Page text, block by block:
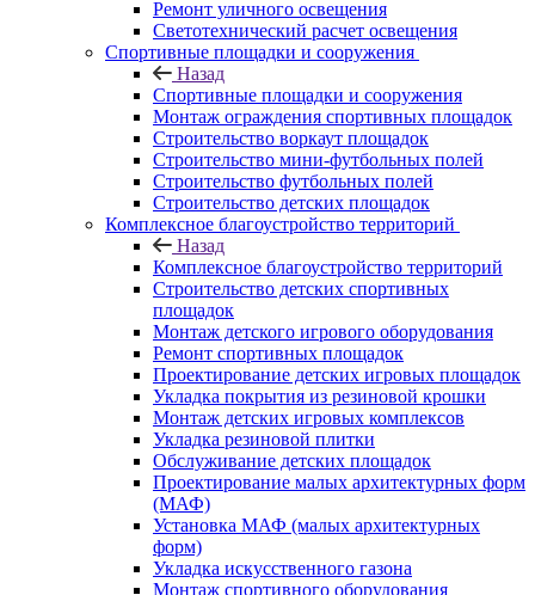
Ремонт уличного освещения
Светотехнический расчет освещения
Спортивные площадки и сооружения
Назад
Спортивные площадки и сооружения
Монтаж ограждения спортивных площадок
Строительство воркаут площадок
Строительство мини-футбольных полей
Строительство футбольных полей
Строительство детских площадок
Комплексное благоустройство территорий
Назад
Комплексное благоустройство территорий
Строительство детских спортивных
площадок
Монтаж детского игрового оборудования
Ремонт спортивных площадок
Проектирование детских игровых площадок
Укладка покрытия из резиновой крошки
Монтаж детских игровых комплексов
Укладка резиновой плитки
Обслуживание детских площадок
Проектирование малых архитектурных форм
(МАФ)
Установка МАФ (малых архитектурных
форм)
Укладка искусственного газона
Монтаж спортивного оборудования